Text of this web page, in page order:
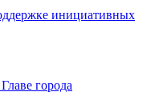
инициативных
города